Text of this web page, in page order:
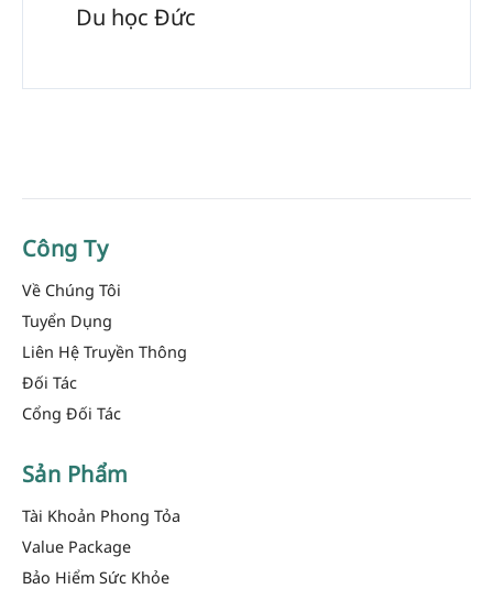
Du học Đức
Công Ty
Về Chúng Tôi
Tuyển Dụng
Liên Hệ Truyền Thông
Đối Tác
Cổng Đối Tác
Sản Phẩm
Tài Khoản Phong Tỏa
Value Package
Bảo Hiểm Sức Khỏe